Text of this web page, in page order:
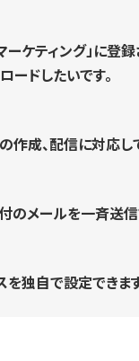
ーケティング」に登
ードしたいです。
作成、配信に対応し
のメールを一斉送信
独自で設定できま